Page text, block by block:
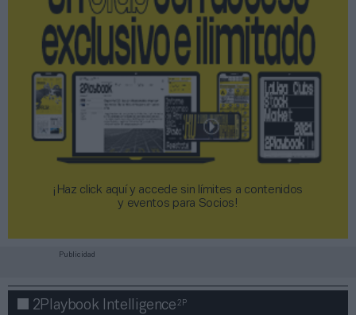
¡Haz click aquí y accede sin límites a contenidos
y eventos para Socios!​​​​​​​
Publicidad
2Playbook Intelligence2P